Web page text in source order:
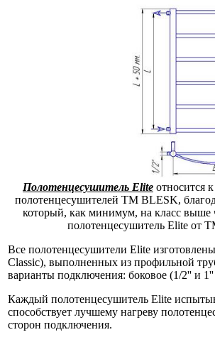
Полотенцесушитель Elite относится
полотенцесушителей ТМ BLESK,
который, как минимум, на класс выше
полотенцесушитель Elite от
Все полотенцесушители Elite
Classic), выполненных из профильной
варианты подключения: боковое (1/2'' и
Каждый полотенцесушитель Elite
способствует лучшему нагреву
сторон подключения.